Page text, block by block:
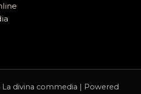
divina commedia | Powered